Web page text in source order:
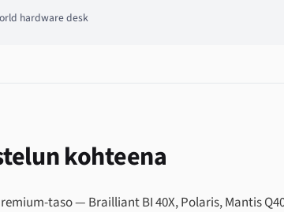
hardware desk
kohteena
taso — Brailliant BI 40X, Polaris, Mantis